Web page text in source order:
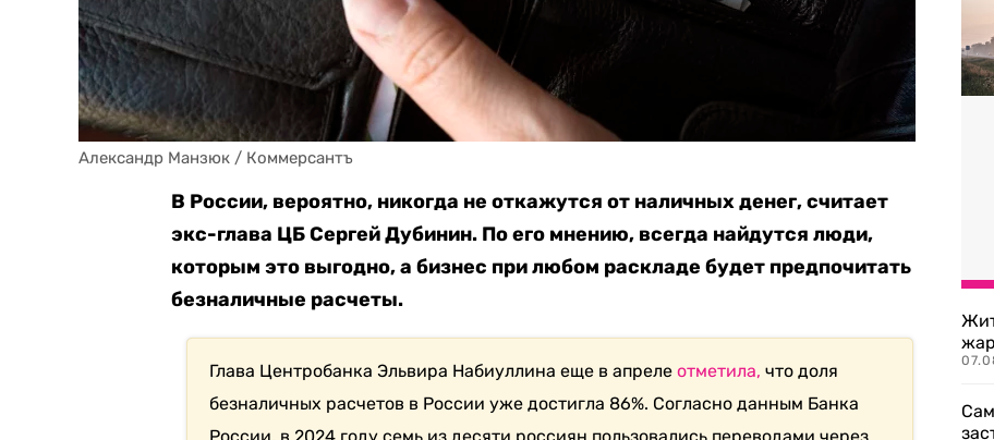
Александр Манзюк / Коммерсантъ
В России, вероятно, никогда не откажутся от наличных денег, считает
экс-глава ЦБ Сергей Дубинин. По его мнению, всегда найдутся люди,
которым это выгодно, а бизнес при любом раскладе будет предпочитать
безналичные расчеты.
Глава Центробанка Эльвира Набиуллина еще в апрелеотметила, что доля
безналичных расчетов в России уже достигла 86%. Согласно данным Банка